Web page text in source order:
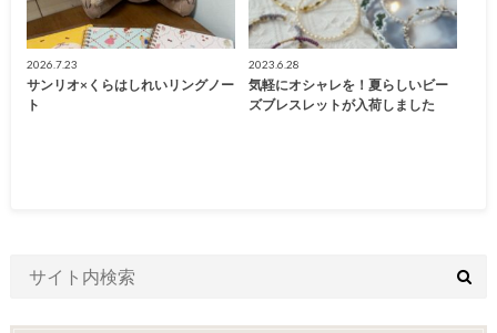
2026.7.23
サンリオ×くらはしれいリングノー
ト
2023.6.28
気軽にオシャレを！夏らしいビー
ズブレスレットが入荷しました